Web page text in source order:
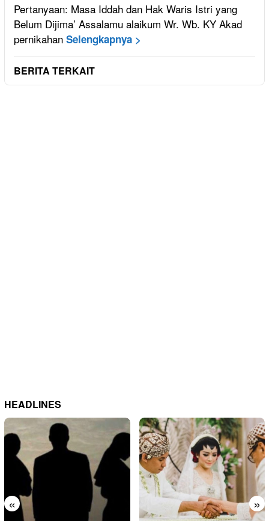
Pertanyaan: Masa Iddah dan Hak Waris Istri yang
Belum Dijima’ Assalamu alaikum Wr. Wb. KY Akad
pernikahan Selengkapnya >
BERITA TERKAIT
HEADLINES
« »